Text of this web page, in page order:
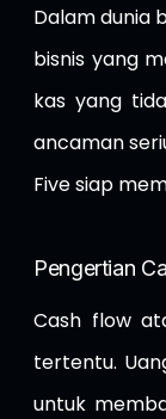
Dalam dunia
bisnis yang
kas yang
ancaman
Five siap
Pengertian
Cash flow
tertentu.
untuk